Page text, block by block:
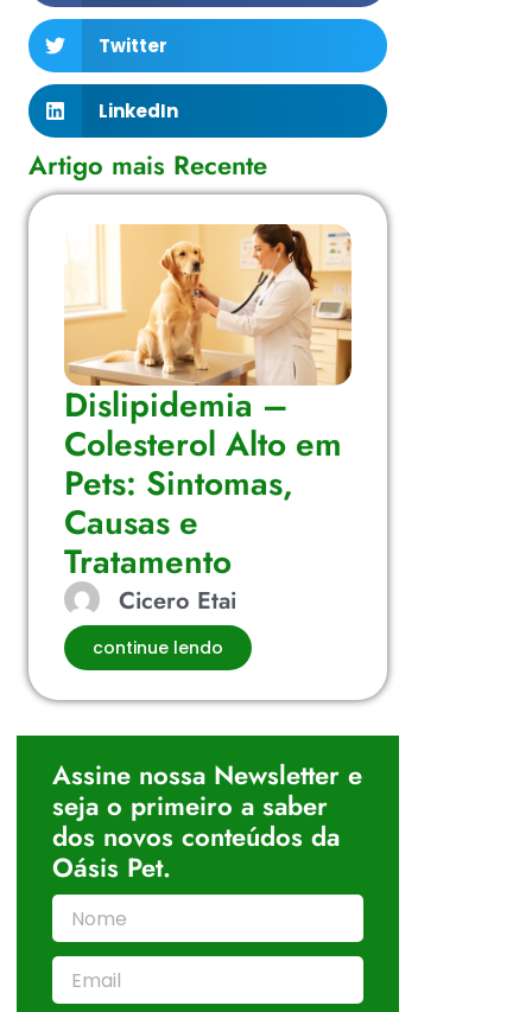
Twitter
LinkedIn
Artigo mais Recente
Dislipidemia –
Colesterol Alto em
Pets: Sintomas,
Causas e
Tratamento
Cicero Etai
continue lendo
Assine nossa Newsletter e
seja o primeiro a saber
dos novos conteúdos da
Oásis Pet.